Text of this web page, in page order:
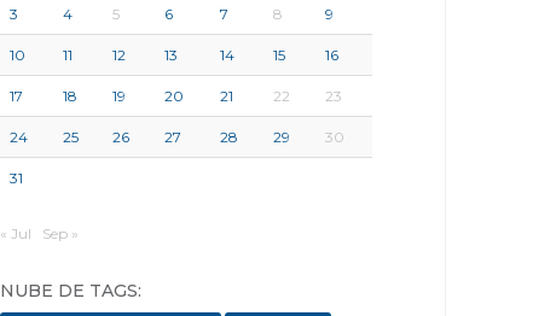
3 4 5 6 7 8 9
10 11 12 13 14 15 16
17 18 19 20 21 22 23
24 25 26 27 28 29 30
31
« Jul Sep »
NUBE DE TAGS: